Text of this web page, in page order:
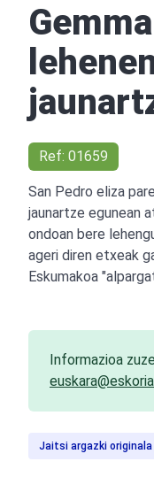
Ref: 01659
San Pedro eliza
jaunartze egunean
ondoan bere
ageri diren etxeak
Eskumakoa
Informazioa
Jaitsi argazki originala